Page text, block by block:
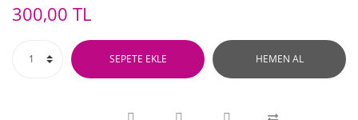
300,00 TL
SEPETE EKLE HEMEN AL